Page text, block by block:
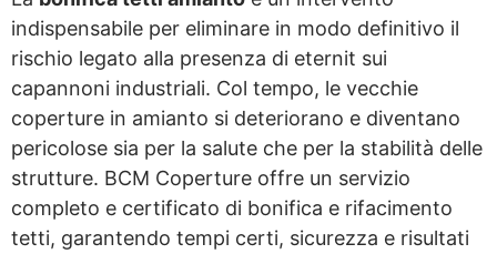
indispensabile per eliminare in modo definitivo il
rischio legato alla presenza di eternit sui
capannoni industriali. Col tempo, le vecchie
coperture in amianto si deteriorano e diventano
pericolose sia per la salute che per la stabilità delle
strutture. BCM Coperture offre un servizio
completo e certificato di bonifica e rifacimento
tetti, garantendo tempi certi, sicurezza e risultati